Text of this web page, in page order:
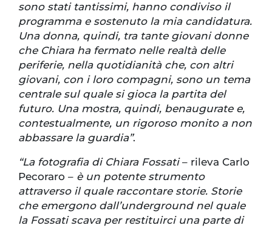
sono stati tantissimi, hanno condiviso il
programma e sostenuto la mia candidatura.
Una donna, quindi, tra tante giovani donne
che Chiara ha fermato nelle realtà delle
periferie, nella quotidianità che, con altri
giovani, con i loro compagni, sono un tema
centrale sul quale si gioca la partita del
futuro. Una mostra, quindi, benaugurate e,
contestualmente, un rigoroso monito a non
abbassare la guardia”.
“La fotografia di Chiara Fossati– rileva Carlo
Pecoraro – è un potente strumento
attraverso il quale raccontare storie. Storie
che emergono dall’underground nel quale
la Fossati scava per restituirci una parte di